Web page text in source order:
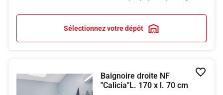
Sélectionnez votre dépôt
Baignoire droite NF
"Calicia"L. 170 x l. 70 cm